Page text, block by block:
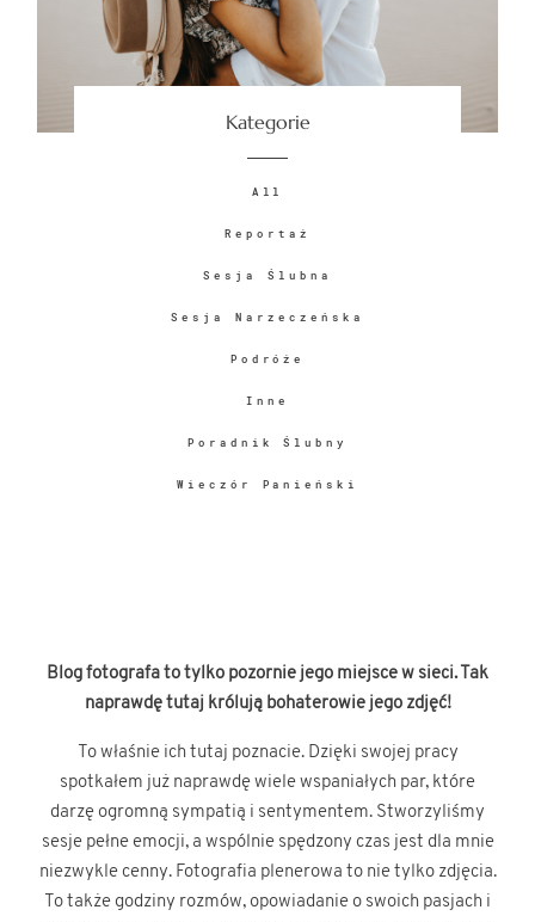
Kategorie
All
Reportaż
Sesja Ślubna
Sesja Narzeczeńska
Podróże
Inne
Poradnik Ślubny
Wieczór Panieński
Blog fotografa to tylko pozornie jego miejsce w sieci. Tak
naprawdę tutaj królują bohaterowie jego zdjęć!
To właśnie ich tutaj poznacie. Dzięki swojej pracy
spotkałem już naprawdę wiele wspaniałych par, które
darzę ogromną sympatią i sentymentem. Stworzyliśmy
sesje pełne emocji, a wspólnie spędzony czas jest dla mnie
niezwykle cenny. Fotografia plenerowa to nie tylko zdjęcia.
To także godziny rozmów, opowiadanie o swoich pasjach i
PYTANIA